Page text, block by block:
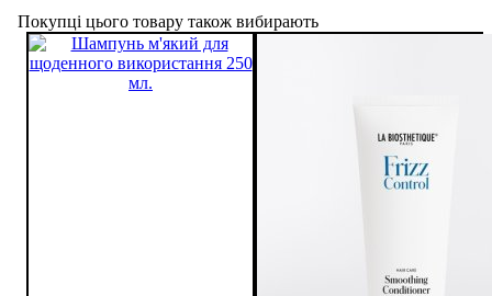
Покупці цього товару також вибирають